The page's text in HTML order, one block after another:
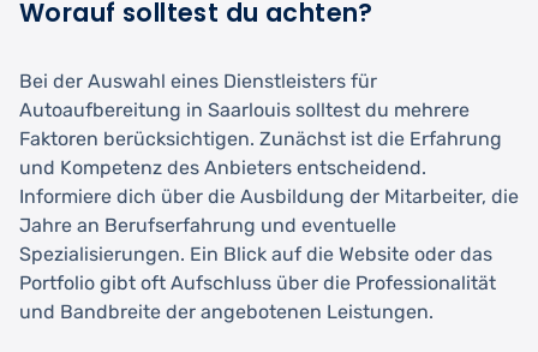
Worauf solltest du achten?
Bei der Auswahl eines Dienstleisters für
Autoaufbereitung in Saarlouis solltest du mehrere
Faktoren berücksichtigen. Zunächst ist die Erfahrung
und Kompetenz des Anbieters entscheidend.
Informiere dich über die Ausbildung der Mitarbeiter, die
Jahre an Berufserfahrung und eventuelle
Spezialisierungen. Ein Blick auf die Website oder das
Portfolio gibt oft Aufschluss über die Professionalität
und Bandbreite der angebotenen Leistungen.